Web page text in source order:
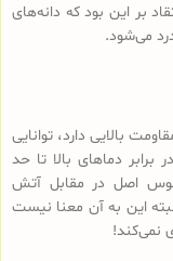
بر این بود که دانه‌های
می‌شود.
بالایی دارد، توانایی
دماهای بالا تا حد
اصل در مقابل آتش
این به آن معنا نیست
نمی‌کند!